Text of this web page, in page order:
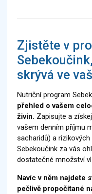
Zjistěte v
skrývá ve
Nutriční program
přehled o vašem
živin. Zapisujte a
vašem denním příjmu
sacharidů) a rizikových
Sebekoučink za vás
dostatečné množství
Navíc v něm najdete
pečlivě propočítané